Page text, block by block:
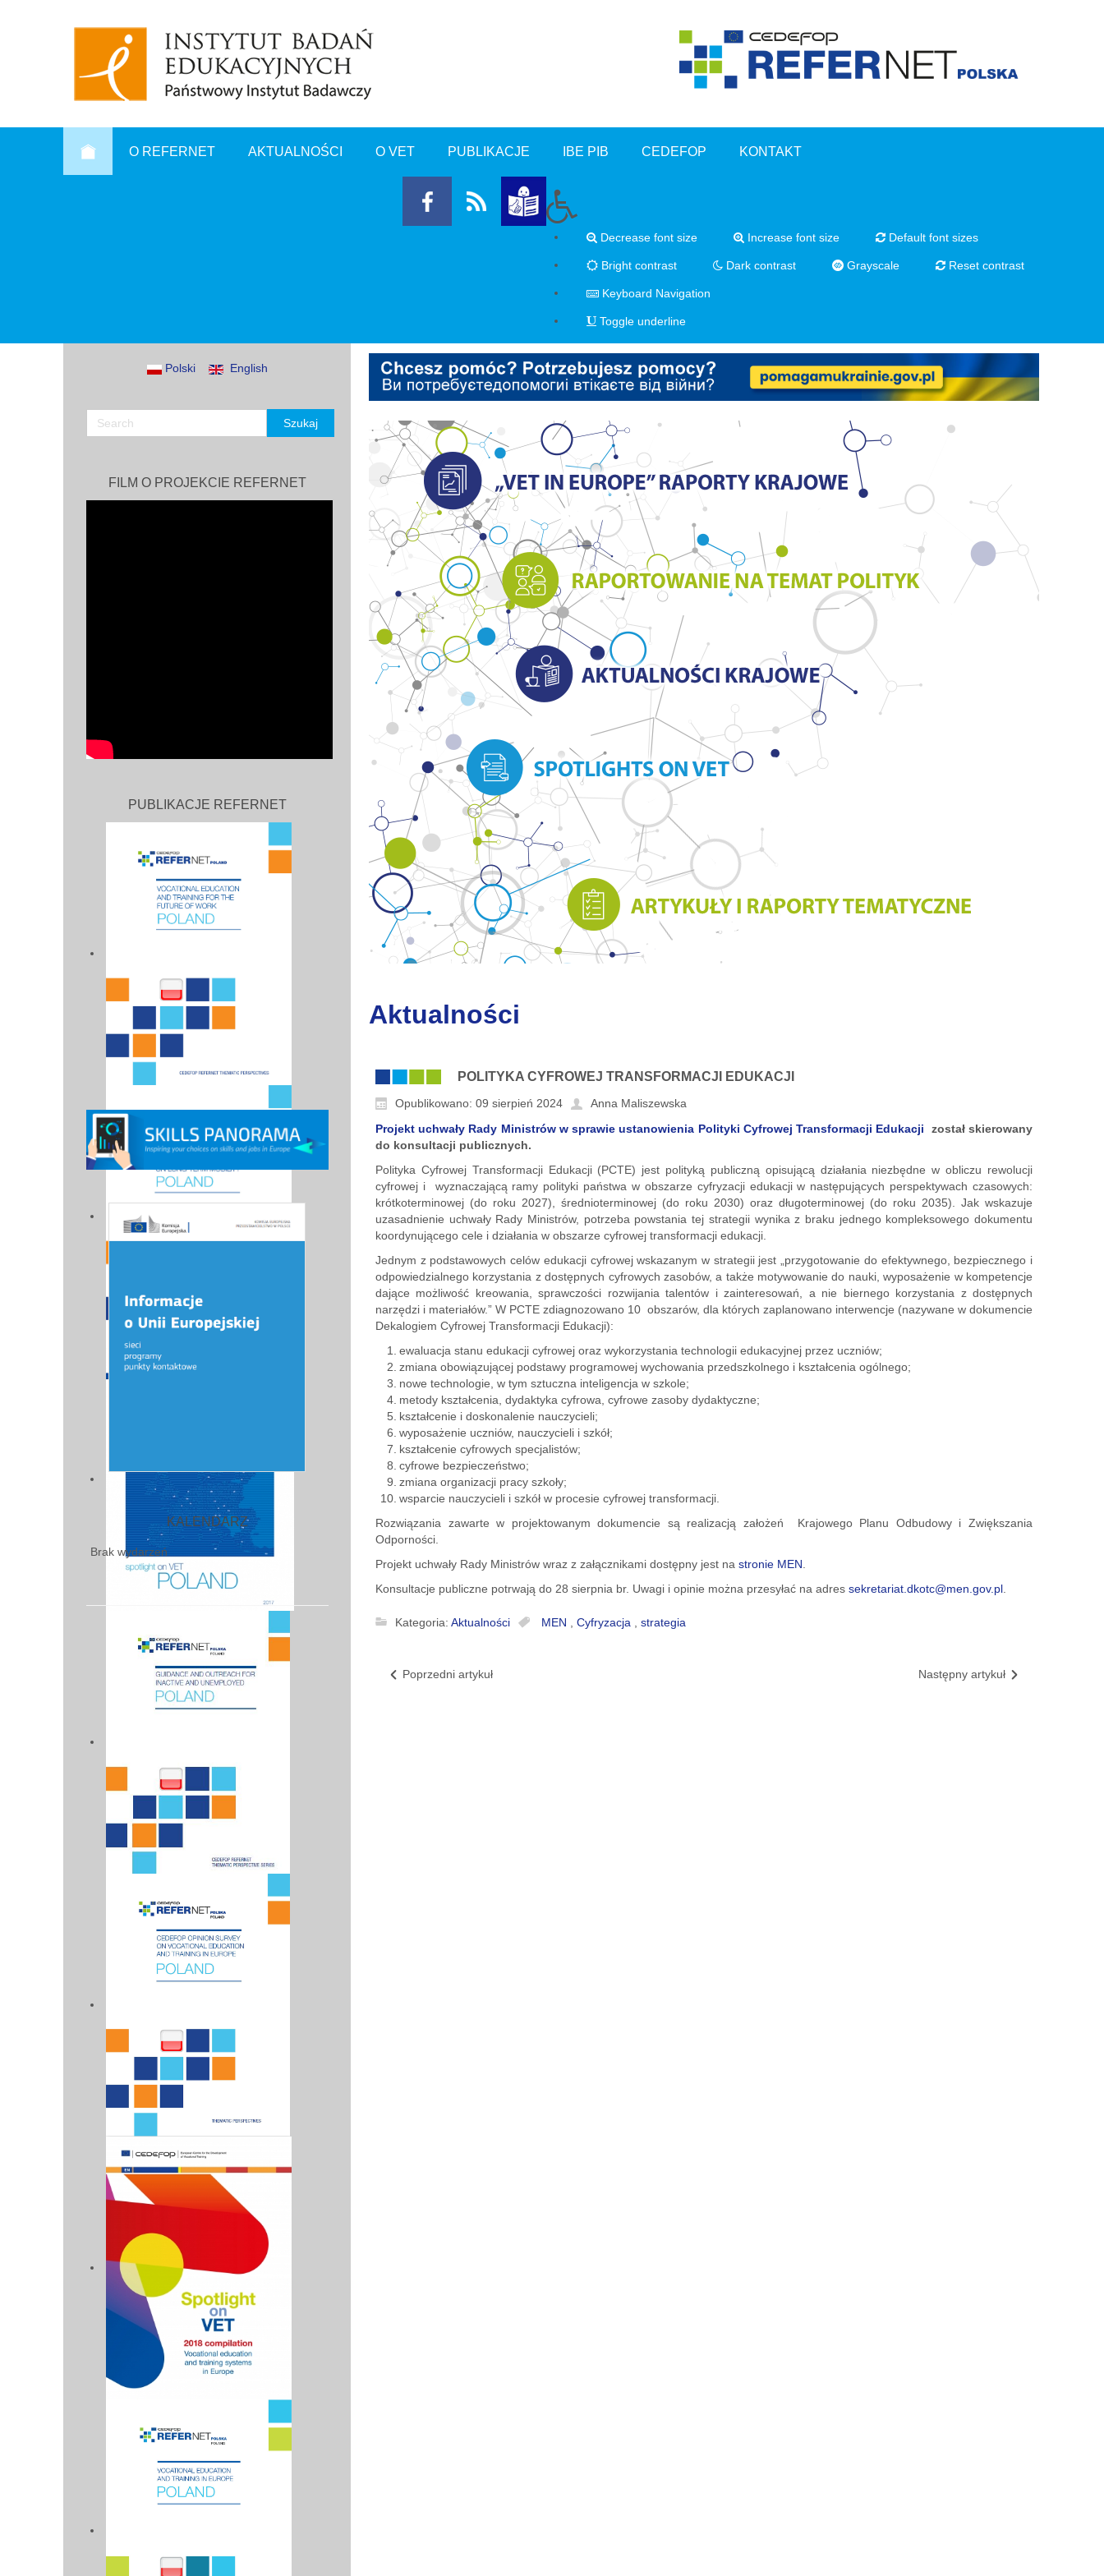
O REFERNET AKTUALNOŚCI O VET PUBLIKACJE IBE PIB CEDEFOP KONTAKT
Decrease font size Increase font size Default font sizes
Bright contrast Dark contrast Grayscale Reset contrast
Keyboard Navigation
Toggle underline
Polski English
FILM O PROJEKCIE REFERNET
PUBLIKACJE REFERNET
KALENDARZ
Brak wydarzeń
Aktualności
POLITYKA CYFROWEJ TRANSFORMACJI EDUKACJI
Opublikowano: 09 sierpień 2024
Anna Maliszewska
Projekt uchwały Rady Ministrów w sprawie ustanowienia Polityki Cyfrowej Transformacji Edukacji został skierowany
do konsultacji publicznych.
Polityka Cyfrowej Transformacji Edukacji (PCTE) jest polityką publiczną opisującą działania niezbędne w obliczu rewolucji
cyfrowej i wyznaczającą ramy polityki państwa w obszarze cyfryzacji edukacji w następujących perspektywach czasowych:
krótkoterminowej (do roku 2027), średnioterminowej (do roku 2030) oraz długoterminowej (do roku 2035). Jak wskazuje
uzasadnienie uchwały Rady Ministrów, potrzeba powstania tej strategii wynika z braku jednego kompleksowego dokumentu
koordynującego cele i działania w obszarze cyfrowej transformacji edukacji.
Jednym z podstawowych celów edukacji cyfrowej wskazanym w strategii jest „przygotowanie do efektywnego, bezpiecznego i
odpowiedzialnego korzystania z dostępnych cyfrowych zasobów, a także motywowanie do nauki, wyposażenie w kompetencje
dające możliwość kreowania, sprawczości rozwijania talentów i zainteresowań, a nie biernego korzystania z dostępnych
narzędzi i materiałów.” W PCTE zdiagnozowano 10 obszarów, dla których zaplanowano interwencje (nazywane w dokumencie
Dekalogiem Cyfrowej Transformacji Edukacji):
ewaluacja stanu edukacji cyfrowej oraz wykorzystania technologii edukacyjnej przez uczniów;
zmiana obowiązującej podstawy programowej wychowania przedszkolnego i kształcenia ogólnego;
nowe technologie, w tym sztuczna inteligencja w szkole;
metody kształcenia, dydaktyka cyfrowa, cyfrowe zasoby dydaktyczne;
kształcenie i doskonalenie nauczycieli;
wyposażenie uczniów, nauczycieli i szkół;
kształcenie cyfrowych specjalistów;
cyfrowe bezpieczeństwo;
zmiana organizacji pracy szkoły;
wsparcie nauczycieli i szkół w procesie cyfrowej transformacji.
Rozwiązania zawarte w projektowanym dokumencie są realizacją założeń Krajowego Planu Odbudowy i Zwiększania
Odporności.
Projekt uchwały Rady Ministrów wraz z załącznikami dostępny jest na stronie MEN
Konsultacje publiczne potrwają do 28 sierpnia br. Uwagi i opinie można przesyłać na adres sekretariat.dkotc@men.gov.pl
Kategoria: Aktualności MEN Cyfryzacja strategia
Poprzedni artykuł Następny artykuł